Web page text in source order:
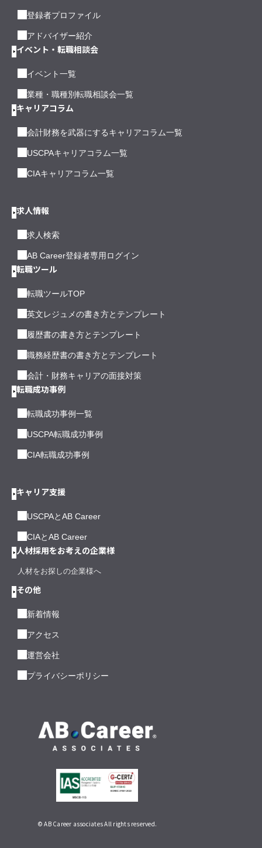
登録者プロファイル
アドバイザー紹介
イベント・転職相談会
イベント一覧
業種・職種別転職相談会一覧
キャリアコラム
会計財務を武器にするキャリアコラム一覧
USCPAキャリアコラム一覧
CIAキャリアコラム一覧
求人情報
求人検索
AB Career登録者専用ログイン
転職ツール
転職ツールTOP
英文レジュメの書き方とテンプレート
履歴書の書き方とテンプレート
職務経歴書の書き方とテンプレート
会計・財務キャリアの面接対策
転職成功事例
転職成功事例一覧
USCPA転職成功事例
CIA転職成功事例
キャリア支援
USCPAとAB Career
CIAとAB Career
人材採用をお考えの企業様
人材をお探しの企業様へ
その他
新着情報
アクセス
運営会社
プライバシーポリシー
© AB Career associates All rights reserved.